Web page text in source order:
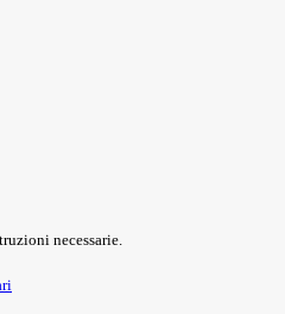
necessarie.